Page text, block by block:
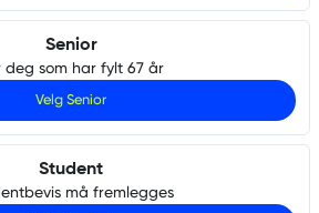
Senior
deg som har fylt 67 år
Velg Senior
Student
må fremlegges